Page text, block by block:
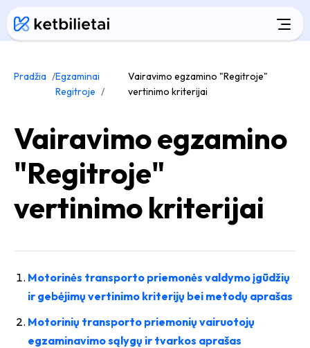
Pradžia
Egzaminai
Regitroje
Vairavimo egzamino "Regitroje"
vertinimo kriterijai
Vairavimo egzamino
"Regitroje"
vertinimo kriterijai
Motorinės transporto priemonės valdymo įgūdžių
ir gebėjimų vertinimo kriterijų bei metodų aprašas
Motorinių transporto priemonių vairuotojų
egzaminavimo sąlygų ir tvarkos aprašas